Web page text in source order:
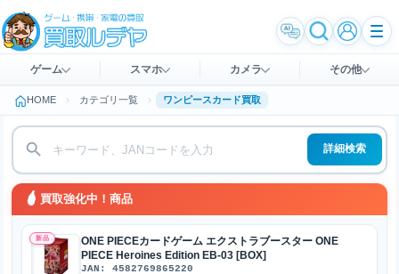
ゲーム スマホ カメラ その他
HOME カテゴリ一覧 ワンピースカード買取
詳細検索
買取強化中！商品
新品
ONE PIECEカードゲーム エクストラブースター ONE
PIECE Heroines Edition EB-03 [BOX]
JAN: 4582769865220